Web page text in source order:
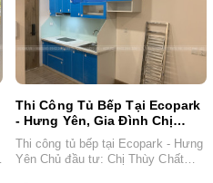
Thi Công Tủ Bếp Tại Ecopark
- Hưng Yên, Gia Đình Chị
Thùy
Thi công tủ bếp tại Ecopark - Hưng
Yên Chủ đầu tư: Chị Thùy Chất